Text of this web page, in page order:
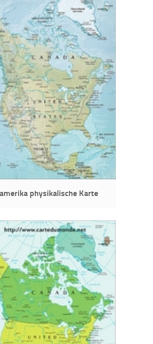
physikalische Karte